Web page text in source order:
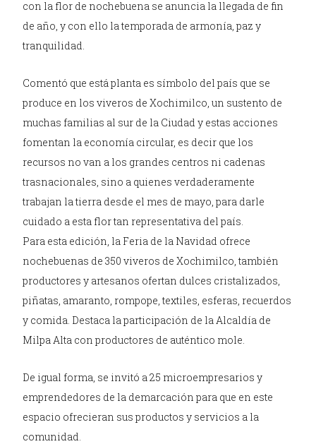
con la flor de nochebuena se anuncia la llegada de fin
de año, y con ello la temporada de armonía, paz y
tranquilidad.
Comentó que está planta es símbolo del país que se
produce en los viveros de Xochimilco, un sustento de
muchas familias al sur de la Ciudad y estas acciones
fomentan la economía circular, es decir que los
recursos no van a los grandes centros ni cadenas
trasnacionales, sino a quienes verdaderamente
trabajan la tierra desde el mes de mayo, para darle
cuidado a esta flor tan representativa del país.
Para esta edición, la Feria de la Navidad ofrece
nochebuenas de 350 viveros de Xochimilco, también
productores y artesanos ofertan dulces cristalizados,
piñatas, amaranto, rompope, textiles, esferas, recuerdos
y comida. Destaca la participación de la Alcaldía de
Milpa Alta con productores de auténtico mole.
De igual forma, se invitó a 25 microempresarios y
emprendedores de la demarcación para que en este
espacio ofrecieran sus productos y servicios a la
comunidad.